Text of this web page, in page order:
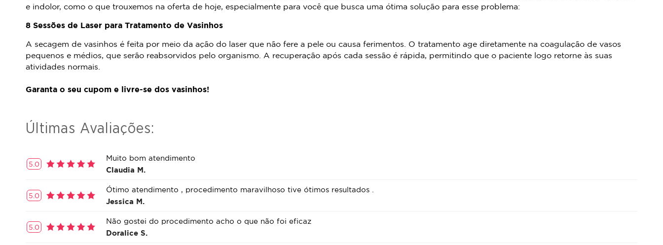
e indolor, como o que trouxemos na oferta de hoje, especialmente para você que busca uma ótima solução para esse problema:
8 Sessões de Laser para Tratamento de Vasinhos
A secagem de vasinhos é feita por meio da ação do laser que não fere a pele ou causa ferimentos. O tratamento age diretamente na coagulação de vasos
pequenos e médios, que serão reabsorvidos pelo organismo. A recuperação após cada sessão é rápida, permitindo que o paciente logo retorne às suas
atividades normais.
Garanta o seu cupom e livre-se dos vasinhos!
Últimas Avaliações:
5.0
Muito bom atendimento
Claudia M.
5.0
Ótimo atendimento , procedimento maravilhoso tive ótimos resultados .
Jessica M.
5.0
Não gostei do procedimento acho o que não foi eficaz
Doralice S.